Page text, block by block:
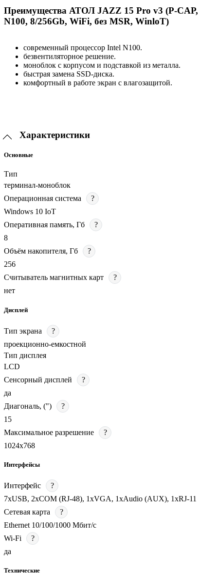
Преимущества АТОЛ JAZZ 15 Pro v3 (P-CAP,
N100, 8/256Gb, WiFi, без MSR, WinloT)
современный процессор Intel N100.
безвентиляторное решение.
моноблок с корпусом и подставкой из металла.
быстрая замена SSD-диска.
комфортный в работе экран с влагозащитой.
Характеристики
Основные
Тип
терминал-моноблок
Операционная система
?
Windows 10 IoT
Оперативная память, Гб
?
8
Объём накопителя, Гб
?
256
Считыватель магнитных карт
?
нет
Дисплей
Тип экрана
?
проекционно-емкостной
Тип дисплея
LCD
Сенсорный дисплей
?
да
Диагональ, (")
?
15
Максимальное разрешение
?
1024х768
Интерфейсы
Интерфейс
?
7хUSB, 2хCOM (RJ-48), 1хVGA, 1хAudio (AUX), 1хRJ-11
Сетевая карта
?
Ethernet 10/100/1000 Мбит/с
Wi-Fi
?
да
Технические